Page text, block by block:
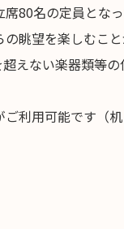
80名の定員とな
眺望を楽しむこと
えない楽器類等
利用可能です（